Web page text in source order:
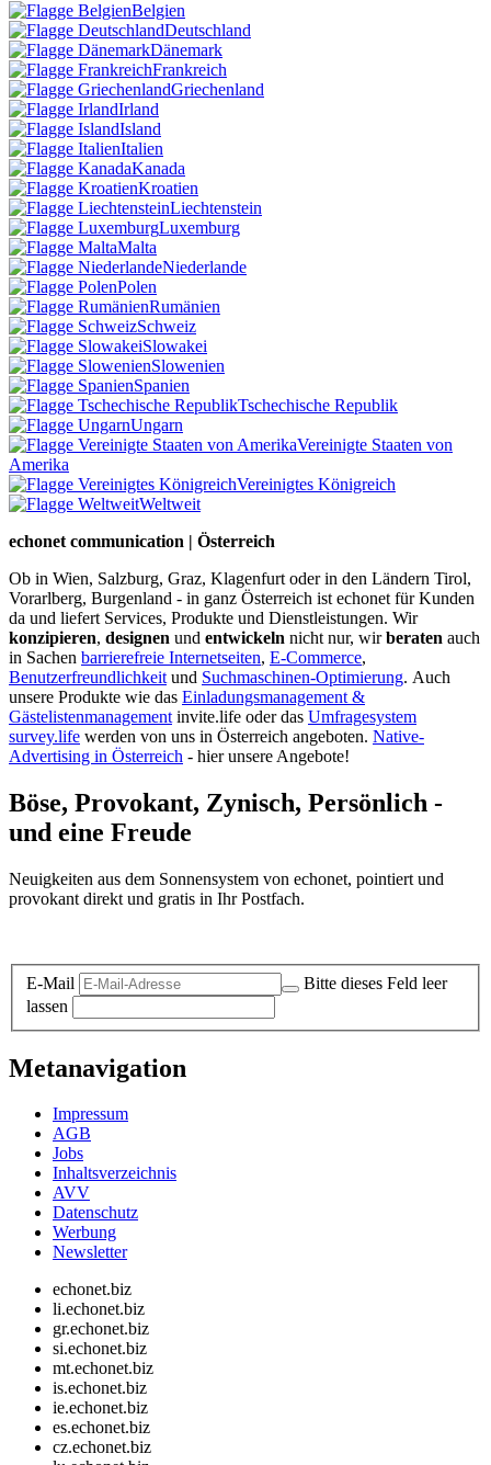
Belgien
Deutschland
Dänemark
Frankreich
Griechenland
Irland
Island
Italien
Kanada
Kroatien
Liechtenstein
Luxemburg
Malta
Niederlande
Polen
Rumänien
Schweiz
Slowakei
Slowenien
Spanien
Tschechische Republik
Ungarn
Vereinigte Staaten von
Amerika
Vereinigtes Königreich
Weltweit
echonet communication | Österreich
Ob in Wien, Salzburg, Graz, Klagenfurt oder in den Ländern Tirol,
Vorarlberg, Burgenland - in ganz Österreich ist echonet für Kunden
da und liefert Services, Produkte und Dienstleistungen. Wir
konzipieren, designen und entwickeln nicht nur, wirberaten auch
in Sachen barrierefreie Internetseiten, E-Commerce,
Benutzerfreundlichkeit und Suchmaschinen-Optimierung. Auch
unsere Produkte wie das Einladungsmanagement &
Gästelistenmanagement invite.life oder das Umfragesystem
survey.life werden von uns in Österreich angeboten. Native-
Advertising in Österreich - hier unsere Angebote!
Böse, Provokant, Zynisch, Persönlich -
und eine Freude
Neuigkeiten aus dem Sonnensystem von echonet, pointiert und
provokant direkt und gratis in Ihr Postfach.
E-Mail
Bitte dieses Feld leer
lassen
Metanavigation
Impressum
AGB
Jobs
Inhaltsverzeichnis
AVV
Datenschutz
Werbung
Newsletter
echonet.biz
li.echonet.biz
gr.echonet.biz
si.echonet.biz
mt.echonet.biz
is.echonet.biz
ie.echonet.biz
es.echonet.biz
cz.echonet.biz